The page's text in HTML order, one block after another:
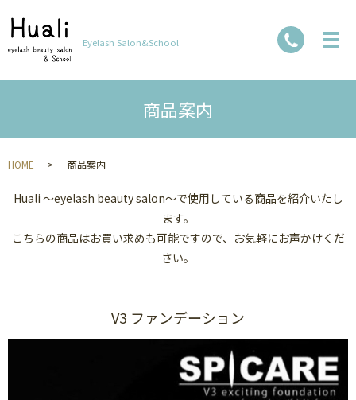
Eyelash Salon&School
商品案内
HOME 商品案内
Huali ～eyelash beauty salon～で使用している商品を紹介いたし
ます。
こちらの商品はお買い求めも可能ですので、お気軽にお声かけくだ
さい。
V3 ファンデーション